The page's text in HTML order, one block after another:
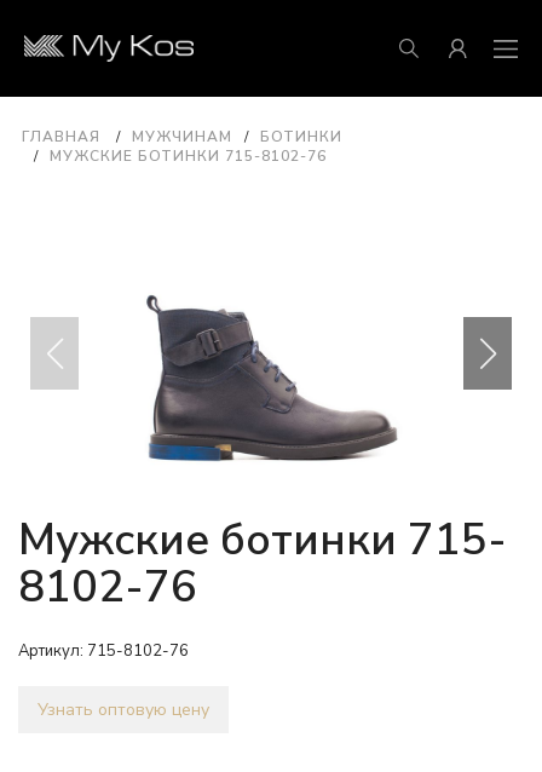
ГЛАВНАЯ МУЖЧИНАМ
БОТИНКИ
МУЖСКИЕ БОТИНКИ 715-8102-76
Мужские ботинки 715-
8102-76
Артикул: 715-8102-76
Узнать оптовую цену